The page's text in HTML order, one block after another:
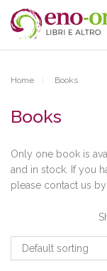
Home Books
Books
Only one book is
and in stock. If you
please contact us by
Default sorting